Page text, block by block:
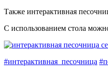
Также интерактивная
С использованием стола
#интерактивная_песочница